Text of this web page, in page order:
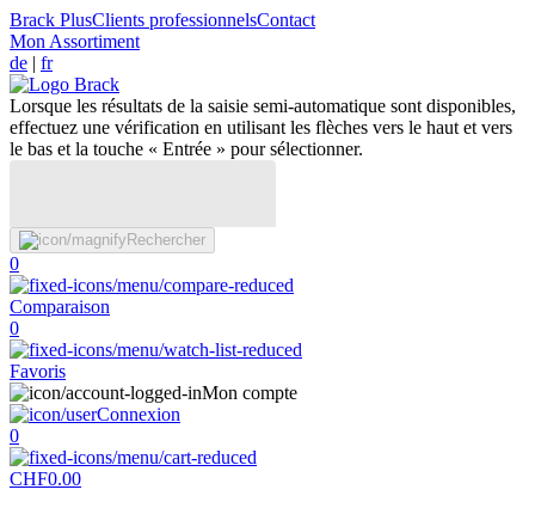
Brack PlusClients professionnelsContact
Mon Assortiment
de | fr
Lorsque les résultats de la saisie semi-automatique sont disponibles,
effectuez une vérification en utilisant les flèches vers le haut et vers
le bas et la touche « Entrée » pour sélectionner.
Rechercher
0
Comparaison
0
Favoris
Mon compte
Connexion
0
CHF0.00